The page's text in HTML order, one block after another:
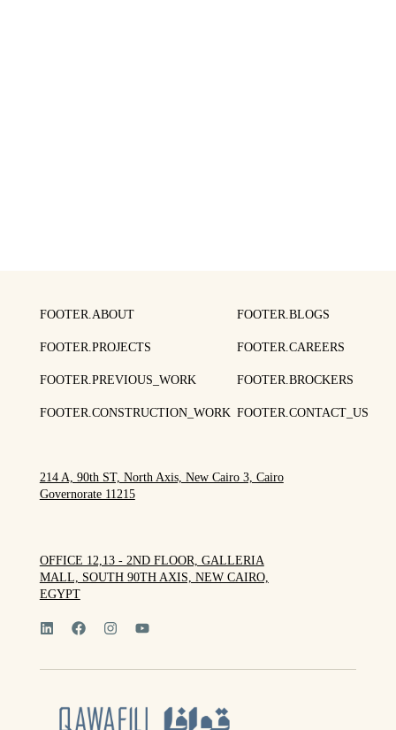
FOOTER.ABOUT
FOOTER.PROJECTS
FOOTER.PREVIOUS_WORK
FOOTER.CONSTRUCTION_WORK
FOOTER.BLOGS
FOOTER.CAREERS
FOOTER.BROCKERS
FOOTER.CONTACT_US
214 A, 90th ST, North Axis, New Cairo 3, Cairo
Governorate 11215
OFFICE 12,13 - 2ND FLOOR, GALLERIA
MALL, SOUTH 90TH AXIS, NEW CAIRO,
EGYPT